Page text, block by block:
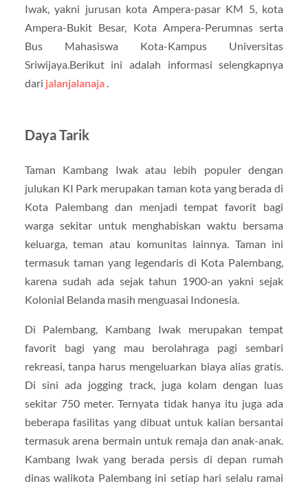
Iwak, yakni jurusan kota Ampera-pasar KM 5, kota
Ampera-Bukit Besar, Kota Ampera-Perumnas serta
Bus Mahasiswa Kota-Kampus Universitas
Sriwijaya.Berikut ini adalah informasi selengkapnya
dari jalanjalanaja.
Daya Tarik
Taman Kambang Iwak atau lebih populer dengan
julukan KI Park merupakan taman kota yang berada di
Kota Palembang dan menjadi tempat favorit bagi
warga sekitar untuk menghabiskan waktu bersama
keluarga, teman atau komunitas lainnya. Taman ini
termasuk taman yang legendaris di Kota Palembang,
karena sudah ada sejak tahun 1900-an yakni sejak
Kolonial Belanda masih menguasai Indonesia.
Di Palembang, Kambang Iwak merupakan tempat
favorit bagi yang mau berolahraga pagi sembari
rekreasi, tanpa harus mengeluarkan biaya alias gratis.
Di sini ada jogging track, juga kolam dengan luas
sekitar 750 meter. Ternyata tidak hanya itu juga ada
beberapa fasilitas yang dibuat untuk kalian bersantai
termasuk arena bermain untuk remaja dan anak-anak.
Kambang Iwak yang berada persis di depan rumah
dinas walikota Palembang ini setiap hari selalu ramai